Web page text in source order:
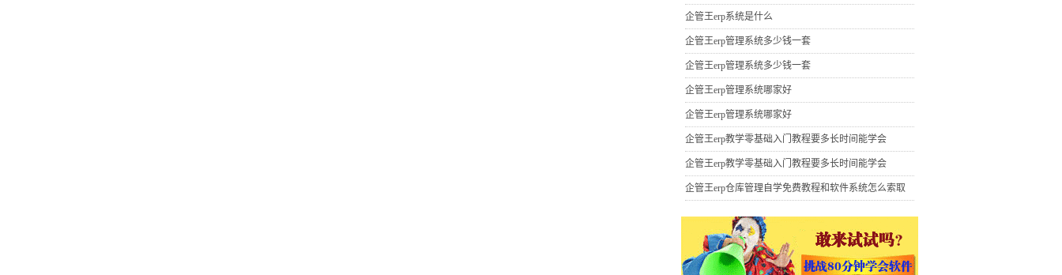
企管王erp系统是什么
企管王erp管理系统多少钱一套
企管王erp管理系统多少钱一套
企管王erp管理系统哪家好
企管王erp管理系统哪家好
企管王erp教学零基础入门教程要多长时间能学会
企管王erp教学零基础入门教程要多长时间能学会
企管王erp仓库管理自学免费教程和软件系统怎么索取